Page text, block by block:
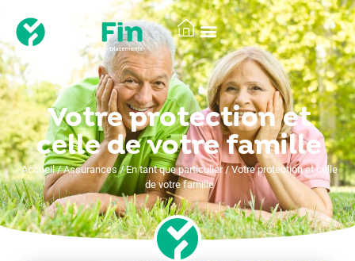
Votre protection et
celle de votre famille
Accueil/Assurances/En tant que particulier/Votre protection et celle
de votre famille